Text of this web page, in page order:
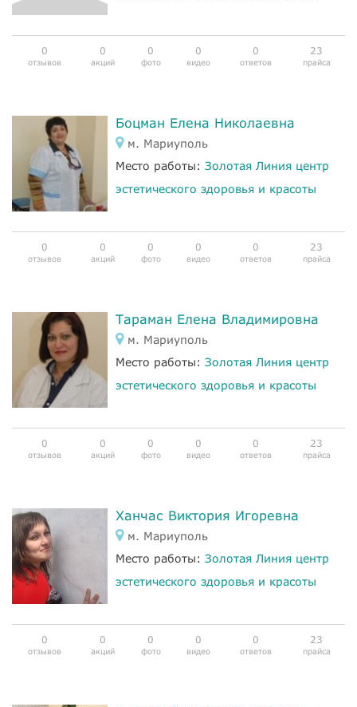
0
отзывов
0
акций
0
фото
0
видео
0
ответов
23
прайса
Боцман Елена Николаевна
м. Мариуполь
Место работы: Золотая Линия центр
эстетического здоровья и красоты
0
отзывов
0
акций
0
фото
0
видео
0
ответов
23
прайса
Тараман Елена Владимировна
м. Мариуполь
Место работы: Золотая Линия центр
эстетического здоровья и красоты
0
отзывов
0
акций
0
фото
0
видео
0
ответов
23
прайса
Ханчас Виктория Игоревна
м. Мариуполь
Место работы: Золотая Линия центр
эстетического здоровья и красоты
0
отзывов
0
акций
0
фото
0
видео
0
ответов
23
прайса